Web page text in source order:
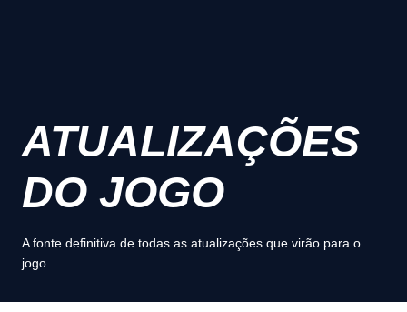
ATUALIZAÇÕES
DO JOGO
A fonte definitiva de todas as atualizações que virão para o
jogo.